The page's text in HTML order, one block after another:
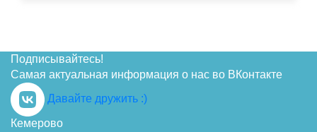
Подписывайтесь!
Самая актуальная информация о нас во ВКонтакте
Давайте дружить :)
Кемерово